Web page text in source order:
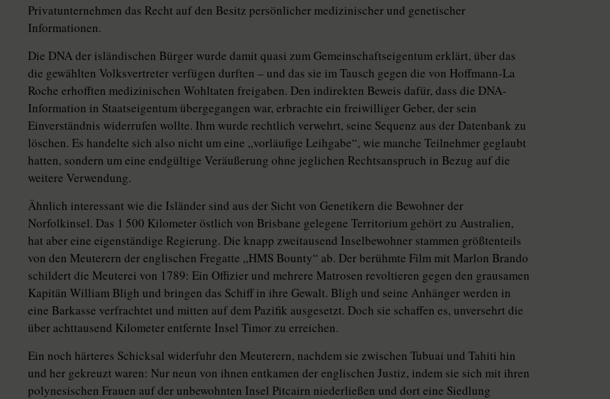
Privatunternehmen das Recht auf den Besitz persönlicher medizinischer und genetischer
Informationen.
Die DNA der isländischen Bürger wurde damit quasi zum Gemeinschaftseigentum erklärt, über das
die gewählten Volksvertreter verfügen durften – und das sie im Tausch gegen die von Hoffmann-La
Roche erhofften medizinischen Wohltaten freigaben. Den indirekten Beweis dafür, dass die DNA-
Information in Staatseigentum übergegangen war, erbrachte ein freiwilliger Geber, der sein
Einverständnis widerrufen wollte. Ihm wurde rechtlich verwehrt, seine Sequenz aus der Datenbank zu
löschen. Es handelte sich also nicht um eine „vorläufige Leihgabe“, wie manche Teilnehmer geglaubt
hatten, sondern um eine endgültige Veräußerung ohne jeglichen Rechtsanspruch in Bezug auf die
weitere Verwendung.
Ähnlich interessant wie die Isländer sind aus der Sicht von Genetikern die Bewohner der
Norfolkinsel. Das 1 500 Kilometer östlich von Brisbane gelegene Territorium gehört zu Australien,
hat aber eine eigenständige Regierung. Die knapp zweitausend Inselbewohner stammen größtenteils
von den Meuterern der englischen Fregatte „HMS Bounty“ ab. Der berühmte Film mit Marlon Brando
schildert die Meuterei von 1789: Ein Offizier und mehrere Matrosen revoltieren gegen den grausamen
Kapitän William Bligh und bringen das Schiff in ihre Gewalt. Bligh und seine Anhänger werden in
eine Barkasse verfrachtet und mitten auf dem Pazifik ausgesetzt. Doch sie schaffen es, unversehrt die
über achttausend Kilometer entfernte Insel Timor zu erreichen.
Ein noch härteres Schicksal widerfuhr den Meuterern, nachdem sie zwischen Tubuai und Tahiti hin
und her gekreuzt waren: Nur neun von ihnen entkamen der englischen Justiz, indem sie sich mit ihren
polynesischen Frauen auf der unbewohnten Insel Pitcairn niederließen und dort eine Siedlung